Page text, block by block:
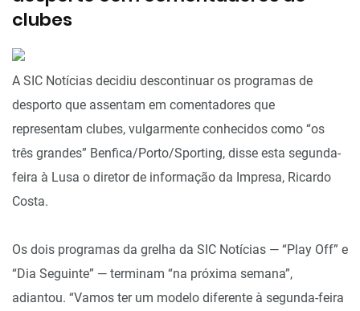
clubes
A SIC Notícias decidiu descontinuar os programas de
desporto que assentam em comentadores que
representam clubes, vulgarmente conhecidos como “os
três grandes” Benfica/Porto/Sporting, disse esta segunda-
feira à Lusa o diretor de informação da Impresa, Ricardo
Costa.
Os dois programas da grelha da SIC Notícias — “Play Off” e
“Dia Seguinte” — terminam “na próxima semana”,
adiantou. “Vamos ter um modelo diferente à segunda-feira